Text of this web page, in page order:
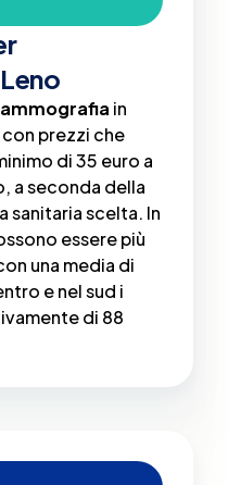
in
prezzi che
di 35 euro a
a seconda della
sanitaria scelta​. In
essere più
una media di
e nel sud i
di 88